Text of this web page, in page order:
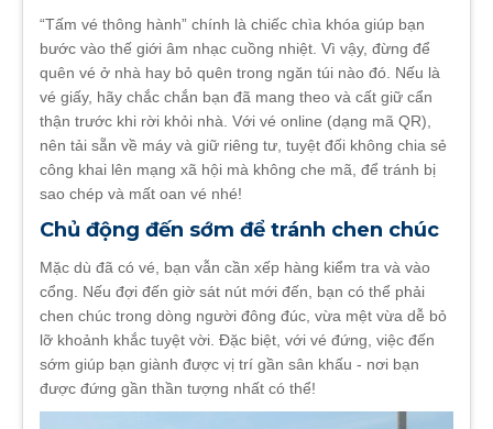
“Tấm vé thông hành” chính là chiếc chìa khóa giúp bạn
bước vào thế giới âm nhạc cuồng nhiệt. Vì vậy, đừng để
quên vé ở nhà hay bỏ quên trong ngăn túi nào đó. Nếu là
vé giấy, hãy chắc chắn bạn đã mang theo và cất giữ cẩn
thận trước khi rời khỏi nhà. Với vé online (dạng mã QR),
nên tải sẵn về máy và giữ riêng tư, tuyệt đối không chia sẻ
công khai lên mạng xã hội mà không che mã, để tránh bị
sao chép và mất oan vé nhé!
Chủ động đến sớm để tránh chen chúc
Mặc dù đã có vé, bạn vẫn cần xếp hàng kiểm tra và vào
cổng. Nếu đợi đến giờ sát nút mới đến, bạn có thể phải
chen chúc trong dòng người đông đúc, vừa mệt vừa dễ bỏ
lỡ khoảnh khắc tuyệt vời. Đặc biệt, với vé đứng, việc đến
sớm giúp bạn giành được vị trí gần sân khấu - nơi bạn
được đứng gần thần tượng nhất có thể!